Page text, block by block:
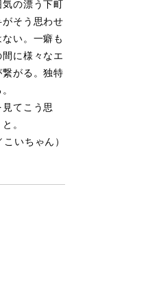
の漂う下町
そう思わせ
い。一癖も
に様々なエ
がる。独特
てこう思
。
こいちゃん）